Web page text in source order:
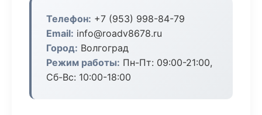
Телефон: +7 (953) 998-84-79
Email: info@roadv8678.ru
Город: Волгоград
Режим работы: Пн-Пт: 09:00-21:00,
Сб-Вс: 10:00-18:00